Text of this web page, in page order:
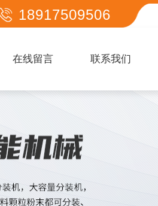
18917509506
在线留言 联系我们